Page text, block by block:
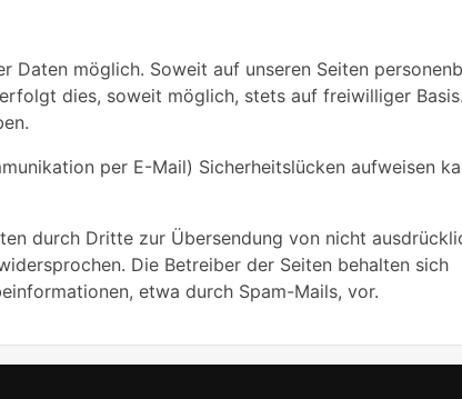
Daten möglich. Soweit auf unseren Seiten
dies, soweit möglich, stets auf freiwilliger
per E-Mail) Sicherheitslücken aufweisen
durch Dritte zur Übersendung von nicht
Die Betreiber der Seiten behalten sich
etwa durch Spam-Mails, vor.